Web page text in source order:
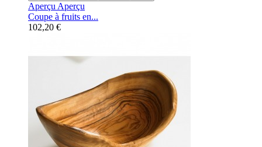
Aperçu Aperçu
Coupe à fruits en...
102,20 €